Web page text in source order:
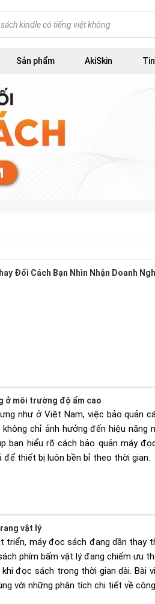
Sản phẩm AkiSkin
Đổi Cách Bạn Nhìn Nhận Doanh
ở môi trường độ ẩm cao
như ở Việt Nam, việc bảo quản
chỉ ảnh hưởng đến hiệu
bạn hiểu rõ cách bảo quản máy
để thiết bị luôn bền bỉ theo thời gian.
vật lý
triển, máy đọc sách đang dần
phím bấm vật lý đang chiếm ưu
đọc sách trong thời gian dài.
với những phân tích chi tiết về